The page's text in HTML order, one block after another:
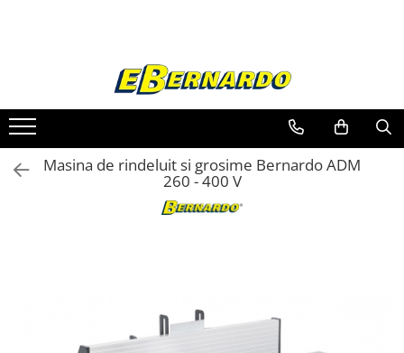
Prelucrare metal
Fierastraie pentru metal
Ferastraie mobile pentru metal
Fierastraie prelucrare metal
Ferastraie circulare pentru metal
Ferastraie metal cu banda si taiere
dubla semiautomate
Masina de rindeluit si grosime Bernardo ADM
260 - 400 V